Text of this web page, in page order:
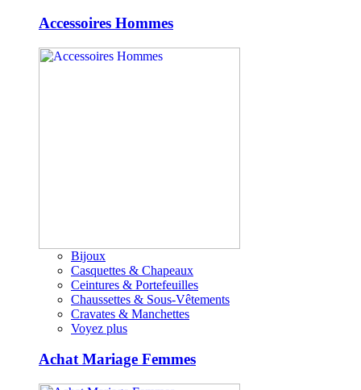
Accessoires Hommes
Bijoux
Casquettes & Chapeaux
Ceintures & Portefeuilles
Chaussettes & Sous-Vêtements
Cravates & Manchettes
Voyez plus
Achat Mariage Femmes